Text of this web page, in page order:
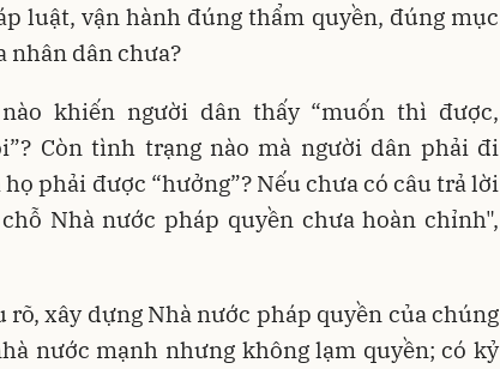
luật, vận hành đúng thẩm quyền, đúng mục
nhân dân chưa?
khiến người dân thấy “muốn thì được,
Còn tình trạng nào mà người dân phải đi
phải được “hưởng”? Nếu chưa có câu trả lời
Nhà nước pháp quyền chưa hoàn chỉnh",
rõ, xây dựng Nhà nước pháp quyền của chúng
nước mạnh nhưng không lạm quyền; có kỷ